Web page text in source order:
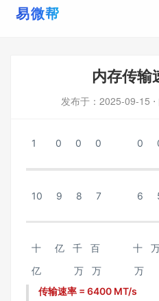
内存传输
发布于： 2025-09-15
1 0 0 0 0
10 9 8 7 6
十 亿 千 百 十
亿 万 万 万
传输速率 = 6400 MT/s